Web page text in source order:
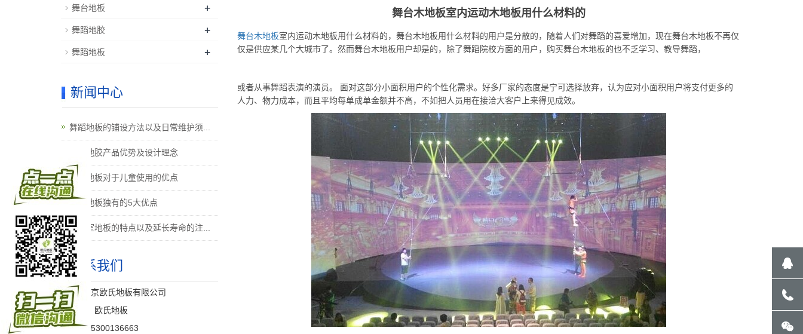
舞台木地板室内运动木地板用什么材料的
舞台木地板室内运动木地板用什么材料的，舞台木地板用什么材料的用户是分散的，随着人们对舞蹈的喜爱增加，现在舞台木地板不再仅
仅是供应某几个大城市了。然而舞台木地板用户却是的，除了舞蹈院校方面的用户，购买舞台木地板的也不乏学习、教导舞蹈，
或者从事舞蹈表演的演员。 面对这部分小面积用户的个性化需求。好多厂家的态度是宁可选择放弃，认为应对小面积用户将支付更多的
人力、物力成本，而且平均每单成单金额并不高，不如把人员用在接洽大客户上来得见成效。
舞台地板 +
舞蹈地胶 +
舞蹈地板 +
新闻中心
舞蹈地板的铺设方法以及日常维护须...
舞蹈地胶产品优势及设计理念
舞蹈地板对于儿童使用的优点
舞蹈地板独有的5大优点
舞蹈室地板的特点以及延长寿命的注...
联系我们
公 司:北京欧氏地板有限公司
联系人：欧氏地板
手机：15300136663